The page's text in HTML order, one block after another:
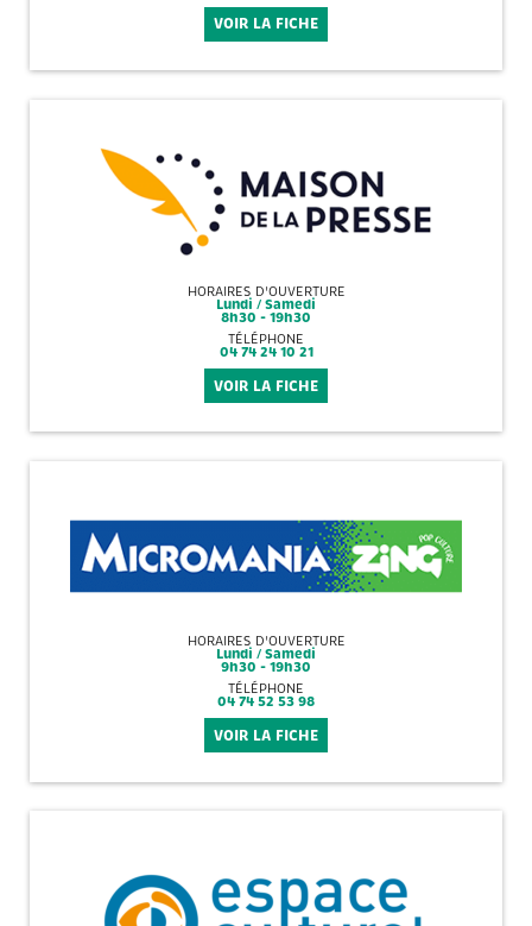
VOIR LA FICHE
HORAIRES D'OUVERTURE
Lundi / Samedi
8h30 - 19h30
TÉLÉPHONE
04 74 24 10 21
VOIR LA FICHE
HORAIRES D'OUVERTURE
Lundi / Samedi
9h30 - 19h30
TÉLÉPHONE
04 74 52 53 98
VOIR LA FICHE